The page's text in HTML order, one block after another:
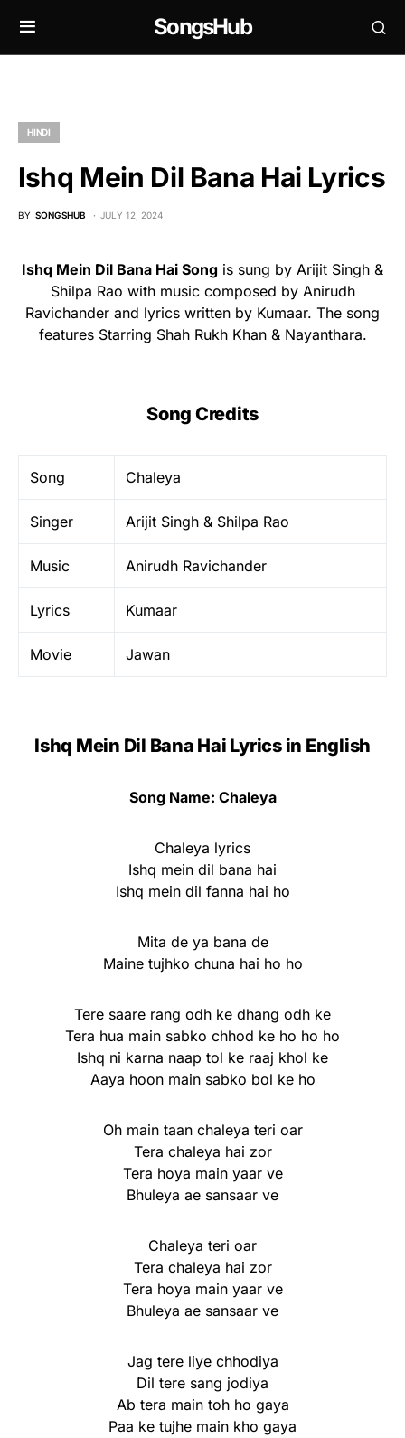
SongsHub
HINDI
Ishq Mein Dil Bana Hai Lyrics
BY SONGSHUB JULY 12, 2024
Ishq Mein Dil Bana Hai Song is sung by Arijit Singh &
Shilpa Rao with music composed by Anirudh
Ravichander and lyrics written by Kumaar. The song
features Starring Shah Rukh Khan & Nayanthara.
Song Credits
Song Chaleya
Singer Arijit Singh & Shilpa Rao
Music Anirudh Ravichander
Lyrics Kumaar
Movie Jawan
Ishq Mein Dil Bana Hai Lyrics in English
Song Name: Chaleya
Chaleya lyrics
Ishq mein dil bana hai
Ishq mein dil fanna hai ho
Mita de ya bana de
Maine tujhko chuna hai ho ho
Tere saare rang odh ke dhang odh ke
Tera hua main sabko chhod ke ho ho ho
Ishq ni karna naap tol ke raaj khol ke
Aaya hoon main sabko bol ke ho
Oh main taan chaleya teri oar
Tera chaleya hai zor
Tera hoya main yaar ve
Bhuleya ae sansaar ve
Chaleya teri oar
Tera chaleya hai zor
Tera hoya main yaar ve
Bhuleya ae sansaar ve
Jag tere liye chhodiya
Dil tere sang jodiya
Ab tera main toh ho gaya
Paa ke tujhe main kho gaya